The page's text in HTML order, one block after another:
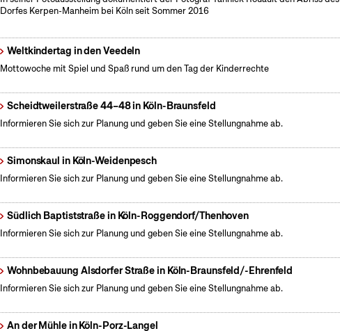
Dorfes Kerpen-Manheim bei Köln seit Sommer 2016
Weltkindertag in den Veedeln
Mottowoche mit Spiel und Spaß rund um den Tag der Kinderrechte
Scheidtweilerstraße 44–48 in Köln-Braunsfeld
Informieren Sie sich zur Planung und geben Sie eine Stellungnahme ab.
Simonskaul in Köln-Weidenpesch
Informieren Sie sich zur Planung und geben Sie eine Stellungnahme ab.
Südlich Baptiststraße in Köln-Roggendorf/Thenhoven
Informieren Sie sich zur Planung und geben Sie eine Stellungnahme ab.
Wohnbebauung Alsdorfer Straße in Köln-Braunsfeld/-Ehrenfeld
Informieren Sie sich zur Planung und geben Sie eine Stellungnahme ab.
An der Mühle in Köln-Porz-Langel